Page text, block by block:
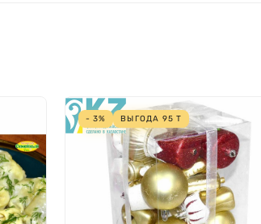
- 3% ВЫГОДА 95 Т